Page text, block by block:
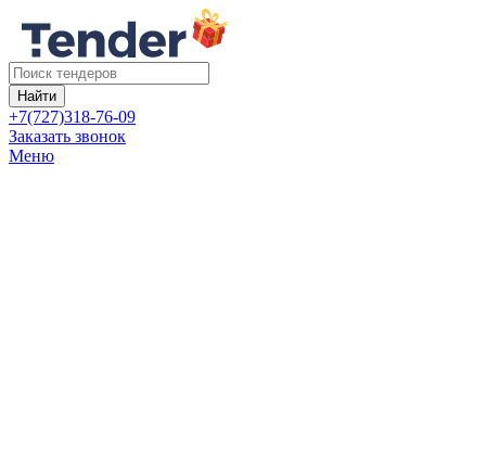
Найти
+7(727)318-76-09
Заказать звонок
Меню